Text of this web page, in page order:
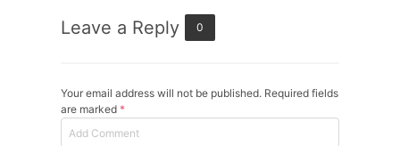
Leave a Reply 0
Your email address will not be published. Required fields
are marked *